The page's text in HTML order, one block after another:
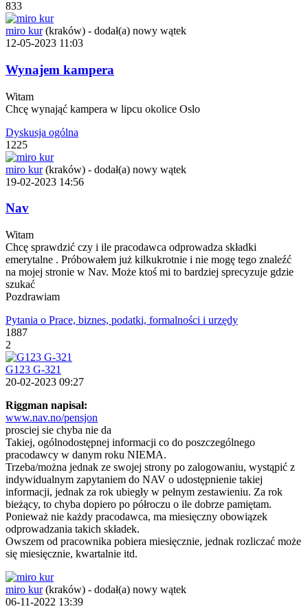
833
miro kur (kraków) - dodał(a) nowy wątek
12-05-2023 11:03
Wynajem kampera
Witam
Chcę wynająć kampera w lipcu okolice Oslo
Dyskusja ogólna
1225
miro kur (kraków) - dodał(a) nowy wątek
19-02-2023 14:56
Nav
Witam
Chcę sprawdzić czy i ile pracodawca odprowadza składki
emerytalne . Próbowałem już kilkukrotnie i nie mogę tego znaleźć
na mojej stronie w Nav. Może ktoś mi to bardziej sprecyzuje gdzie
szukać
Pozdrawiam
Pytania o Prace, biznes, podatki, formalności i urzędy
1887
2
G123 G-321
20-02-2023 09:27
Riggman napisał:
www.nav.no/pensjon
prosciej sie chyba nie da
Takiej, ogólnodostępnej informacji co do poszczególnego
pracodawcy w danym roku NIEMA.
Trzeba/można jednak ze swojej strony po zalogowaniu, wystąpić z
indywidualnym zapytaniem do NAV o udostępnienie takiej
informacji, jednak za rok ubiegły w pełnym zestawieniu. Za rok
bieżący, to chyba dopiero po półroczu o ile dobrze pamiętam.
Ponieważ nie każdy pracodawca, ma miesięczny obowiązek
odprowadzania takich składek.
Owszem od pracownika pobiera miesięcznie, jednak rozliczać może
się miesięcznie, kwartalnie itd.
miro kur (kraków) - dodał(a) nowy wątek
06-11-2022 13:39